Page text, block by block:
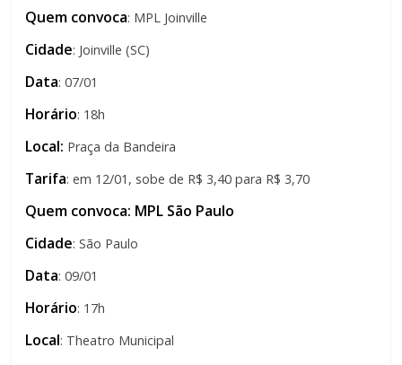
Quem convoca: MPL Joinville
Cidade: Joinville (SC)
Data: 07/01
Horário: 18h
Local: Praça da Bandeira
Tarifa: em 12/01, sobe de R$ 3,40 para R$ 3,70
Quem convoca: MPL São Paulo
Cidade: São Paulo
Data: 09/01
Horário: 17h
Local: Theatro Municipal